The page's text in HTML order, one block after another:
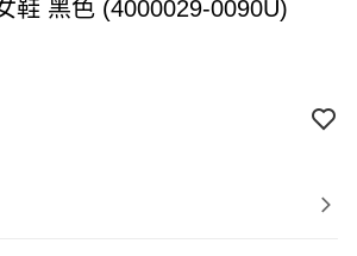
鞋 黑色 (4000029-0090U)